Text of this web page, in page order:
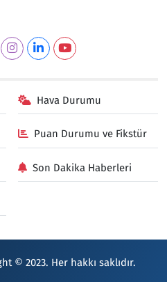
Hava Durumu
Puan Durumu ve Fikstür
Son Dakika Haberleri
© 2023. Her hakkı saklıdır.